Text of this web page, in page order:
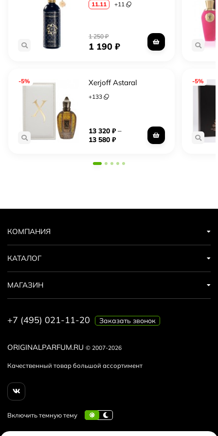
11.11 +11
1 250₽
1 190₽
-5% Xerjoff Astaral
+133
13 320₽–
13 580₽
-5%
ORIGINALPARFUM.RU © 2007-2026
Качественный товар большой ассортимент
КОМПАНИЯ
КАТАЛОГ
МАГАЗИН
+7 (495) 021-11-20 Заказать звонок